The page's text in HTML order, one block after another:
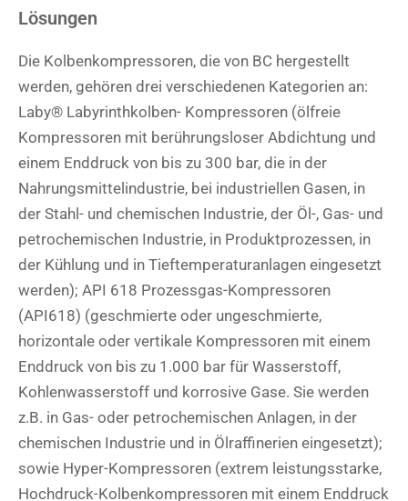
Lösungen
Die Kolbenkompressoren, die von BC hergestellt
werden, gehören drei verschiedenen Kategorien an:
Laby® Labyrinthkolben- Kompressoren (ölfreie
Kompressoren mit berührungsloser Abdichtung und
einem Enddruck von bis zu 300 bar, die in der
Nahrungsmittelindustrie, bei industriellen Gasen, in
der Stahl- und chemischen Industrie, der Öl-, Gas- und
petrochemischen Industrie, in Produktprozessen, in
der Kühlung und in Tieftemperaturanlagen eingesetzt
werden); API 618 Prozessgas-Kompressoren
(API618) (geschmierte oder ungeschmierte,
horizontale oder vertikale Kompressoren mit einem
Enddruck von bis zu 1.000 bar für Wasserstoff,
Kohlenwasserstoff und korrosive Gase. Sie werden
z.B. in Gas- oder petrochemischen Anlagen, in der
chemischen Industrie und in Ölraffinerien eingesetzt);
sowie Hyper-Kompressoren (extrem leistungsstarke,
Hochdruck-Kolbenkompressoren mit einem Enddruck